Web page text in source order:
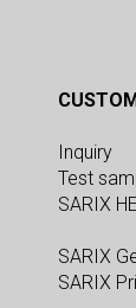
Inquiry
Test
SARIX
SARIX
SARIX